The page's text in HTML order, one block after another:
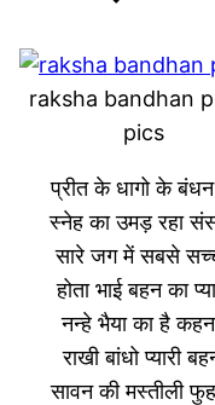
raksha bandhan
pics
प्रीत के धागो के
स्नेह का उमड़ रहा
सारे जग में सबसे
होता भाई बहन का
नन्हे भैया का है
राखी बांधो प्यारी
सावन की मस्तीली